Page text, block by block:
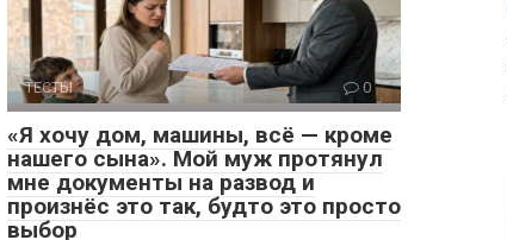
ТЕСТЫ 0
«Я хочу дом, машины, всё — кроме
нашего сына». Мой муж протянул
мне документы на развод и
произнёс это так, будто это просто
выбор